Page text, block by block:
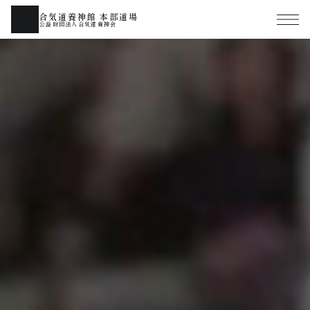
合気道養神館 本部道場
公益財団法人合気道養神会